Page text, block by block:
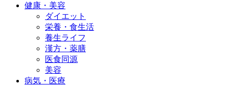
健康・美容
ダイエット
栄養・食生活
養生ライフ
漢方・薬膳
医食同源
美容
病気・医療